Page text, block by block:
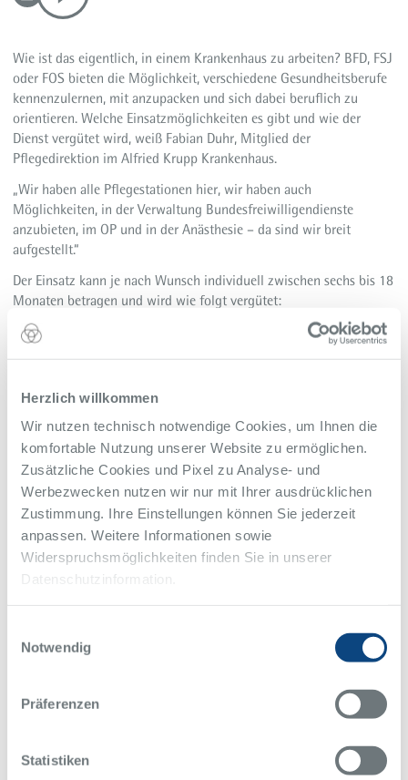
Herzlich willkommen
Wir nutzen technisch notwendige Cookies, um Ihnen die
komfortable Nutzung unserer Website zu ermöglichen.
Zusätzliche Cookies und Pixel zu Analyse- und
Werbezwecken nutzen wir nur mit Ihrer ausdrücklichen
Zustimmung. Ihre Einstellungen können Sie jederzeit
anpassen. Weitere Informationen sowie
Widerspruchsmöglichkeiten finden Sie in unserer
Datenschutzinformation.
Notwendig
Präferenzen
Statistiken
Wie ist das eigentlich, in einem Krankenhaus zu arbeiten? BFD, FSJ
oder FOS bieten die Möglichkeit, verschiedene Gesundheitsberufe
kennenzulernen, mit anzupacken und sich dabei beruflich zu
orientieren. Welche Einsatzmöglichkeiten es gibt und wie der
Dienst vergütet wird, weiß Fabian Duhr, Mitglied der
Pflegedirektion im Alfried Krupp Krankenhaus.
„Wir haben alle Pflegestationen hier, wir haben auch
Möglichkeiten, in der Verwaltung Bundesfreiwilligendienste
anzubieten, im OP und in der Anästhesie – da sind wir breit
aufgestellt.“
Der Einsatz kann je nach Wunsch individuell zwischen sechs bis 18
Monaten betragen und wird wie folgt vergütet:
monatliches Taschengeld
Wertmarken für hausinterne Verpflegung (Essen, Getränke)
Teilnahme an der internen und externen pädagogischen
Begleitung
Sinn eines Freiwilligendienstes ist es nicht nur, etwas für die
Gesellschaft zu tun – die Teilnehmer sollen auch für ihre eigene
persönliche und berufliche Entwicklung etwas mitnehmen. Die
Betreuung durch erfahrene und qualifizierte Mitarbeiter in unseren
Häusern sowie der regelmäßige Austausch und Aktivitäten mit
allen Freiwilligen gehören deshalb selbstverständlich dazu.
Interessiert?
Dann komm ins Team. Weitere Informationen, Ansprechpartner
und Bewerbungsmöglichkeiten gibt es auf unserer Webseite.
Mehr Eindrücke über die Arbeit im Krankenhaus gibt es auf
unserem YouTube-Kanal.
Alle Meldungen des Alfried Krupp Krankenhaus